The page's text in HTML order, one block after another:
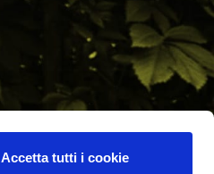
Accetta tutti i cookie